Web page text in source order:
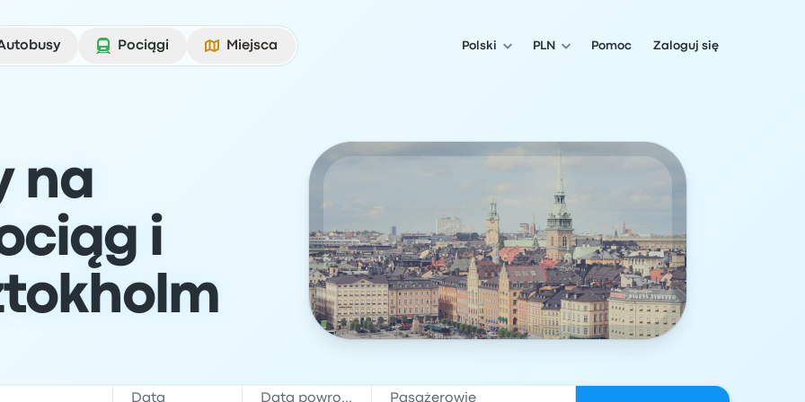
Pociągi Miejsca Polski PLN Pomoc Zaloguj się
na
i
Data Data powrotu Pasażerowie